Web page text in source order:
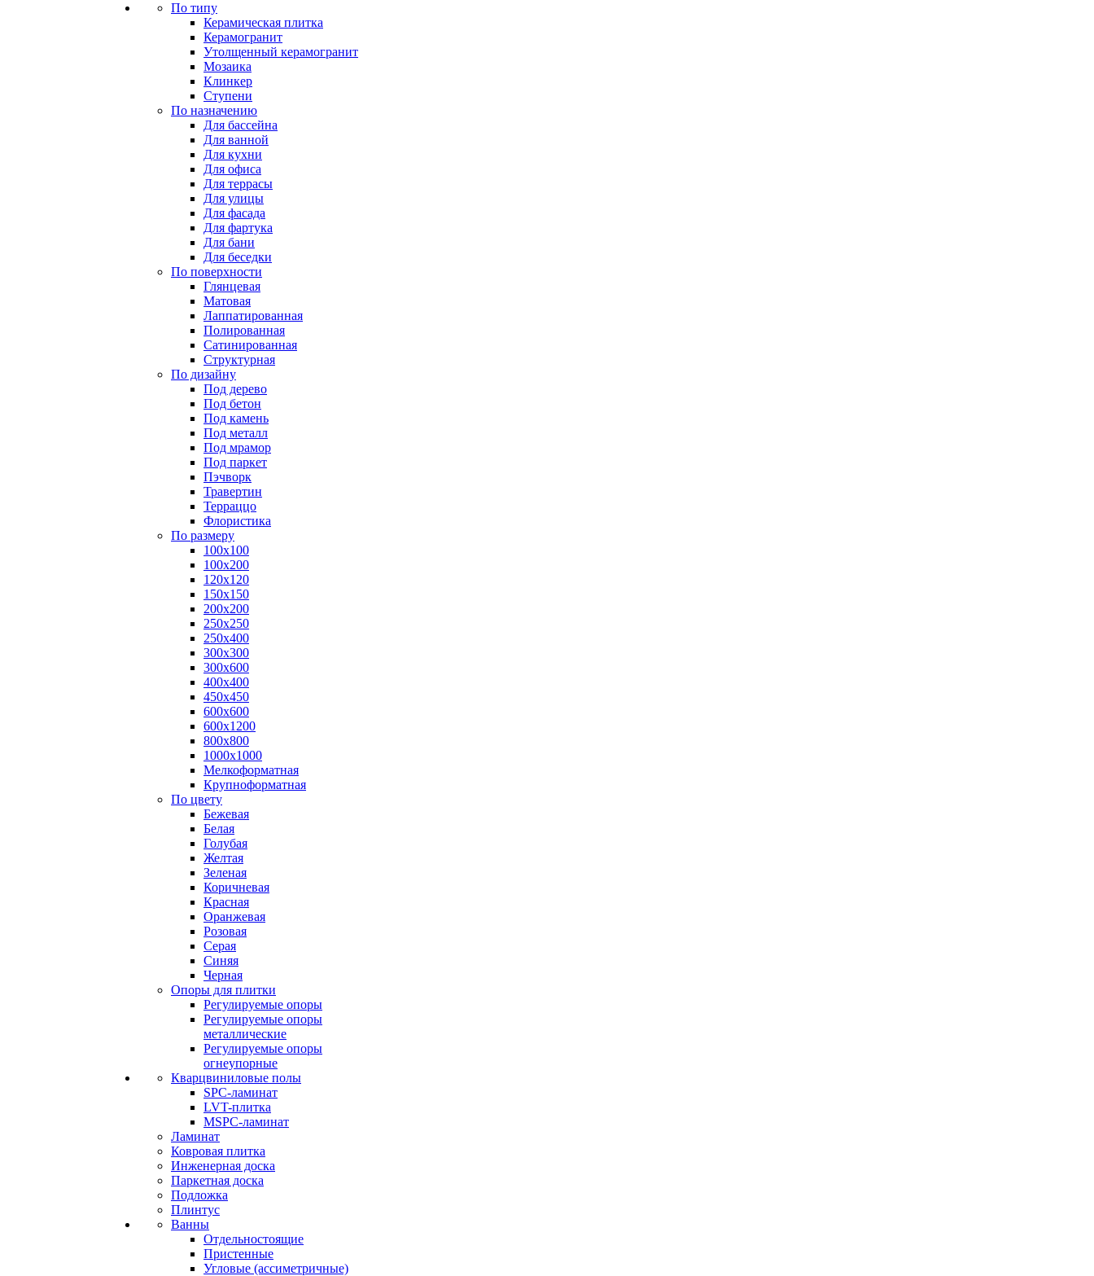
По типу
Керамическая плитка
Керамогранит
Утолщенный керамогранит
Мозаика
Клинкер
Ступени
По назначению
Для бассейна
Для ванной
Для кухни
Для офиса
Для террасы
Для улицы
Для фасада
Для фартука
Для бани
Для беседки
По поверхности
Глянцевая
Матовая
Лаппатированная
Полированная
Сатинированная
Структурная
По дизайну
Под дерево
Под бетон
Под камень
Под металл
Под мрамор
Под паркет
Пэчворк
Травертин
Терраццо
Флористика
По размеру
100х100
100х200
120х120
150х150
200х200
250х250
250х400
300х300
300х600
400х400
450х450
600х600
600х1200
800х800
1000х1000
Мелкоформатная
Крупноформатная
По цвету
Бежевая
Белая
Голубая
Желтая
Зеленая
Коричневая
Красная
Оранжевая
Розовая
Серая
Синяя
Черная
Опоры для плитки
Регулируемые опоры
Регулируемые опоры
металлические
Регулируемые опоры
огнеупорные
Кварцвиниловые полы
SPC-ламинат
LVT-плитка
MSPC-ламинат
Ламинат
Ковровая плитка
Инженерная доска
Паркетная доска
Подложка
Плинтус
Ванны
Отдельностоящие
Пристенные
Угловые (ассиметричные)